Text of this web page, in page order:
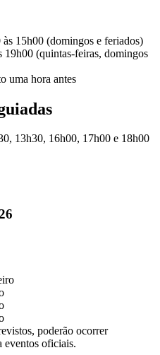
15h00 (domingos e feriados)
19h00 (quintas-feiras, domingos
uma hora antes
13h30, 16h00, 17h00 e 18h00
poderão ocorrer
eventos oficiais.